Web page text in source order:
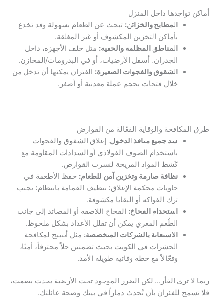
أماكن تواجدها داخل المنزل
المطابخ والخزائن: تبحث عن الطعام بسهولة وقد تخدع
بأماكن التخزين المكشوف أو غير المغلقة.
المناطق المظلمة والخفية: مثل خلف الأجهزة، داخل
الجدران، أسفل الأرضيات، أو في البدرومات/المخازن.
الشقوق والفجوات الصغيرة: الفئران يمكنها أن تدخل من
خلال فتحات بحجم عملة معدنية أو أصغر.
طرق المكافحة والوقاية الفعّالة من القوارض
سد جميع منافذ الدخول: إغلاق الشقوق والفجوات
باستخدام الصوف الفولاذي أو السدادات المقاومة مع
كَشط المواد المريحة لتسرب القوارض.
نظافة صارمة وتخزين آمن للطعام: حفظ الأطعمة في
حاويات محكمة الإغلاق؛ تنظيف القمامة بانتظام؛ تجنب
ترك الفواكه أو البقايا مكشوفة.
استخدام الفخاخ: الفخاخ اللاصقة أو المصائد إلى جانب
الطُعم المغري يمكن أن تقلل الأعداد بشكل ملحوظ.
الاستعانة بالشركات المتخصصة: مثل أنتيبج لمكافحة
الحشرات في الكويت بحيث تضمنين حلاً محترفاً، أمنًا،
وفعّالاً مع خطة وقائية طويلة الأمد.
ربما لا ترى الفأر… لكن الضرر الموجود تحت الأرضية يحدث بصمت،
فلا تسمح للفئران بأن تُحدث دماراً في بيتك وصحة عائلتك.